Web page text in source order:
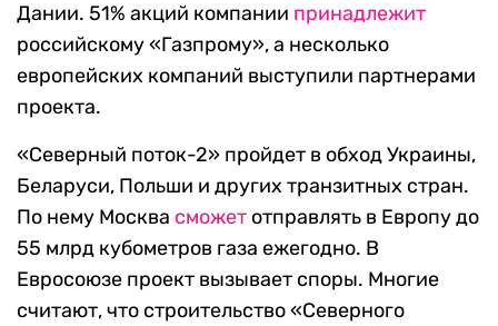
Дании. 51% акций компании принадлежит
российскому «Газпрому», а несколько
европейских компаний выступили партнерами
проекта.
«Северный поток-2» пройдет в обход Украины,
Беларуси, Польши и других транзитных стран.
По нему Москва сможет отправлять в Европу до
55 млрд кубометров газа ежегодно. В
Евросоюзе проект вызывает споры. Многие
считают, что строительство «Северного